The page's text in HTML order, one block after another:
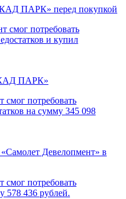
ПАРК» перед покупкой
смог потребовать
и купил
ПАРК»
смог потребовать
на сумму 345 098
Девелопмент» в
смог потребовать
578 436 рублей.